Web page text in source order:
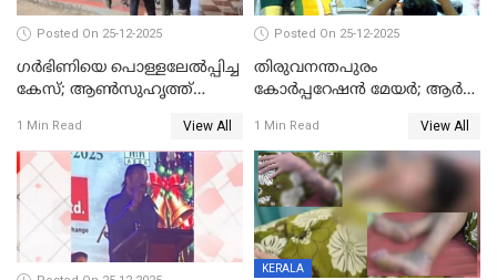
Posted On 25-12-2025
ഗര്‍ഭിണിയെ പൊള്ളലേല്‍പ്പിച്ച
കേസ്; ആണ്‍സുഹൃത്ത്
1 Min Read View All
Posted On 25-12-2025
തിരുവനന്തപുരം
കോര്‍പ്പറേഷന്‍ മേയർ; ആര്‍
1 Min Read View All
KERALA